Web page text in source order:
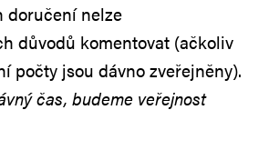
doručení nelze
důvodů komentovat (ačkoliv
počty jsou dávno zveřejněny).
čas, budeme veřejnost